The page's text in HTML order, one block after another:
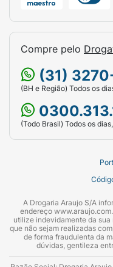
Compre pelo
(31)
(BH e Região) Todos os
(Todo Brasil) Todos os
A Drogaria Araujo S/A
endereço
utilize indevidamente da
que não sejam realizadas
de forma fraudulenta da
dúvidas, gentileza